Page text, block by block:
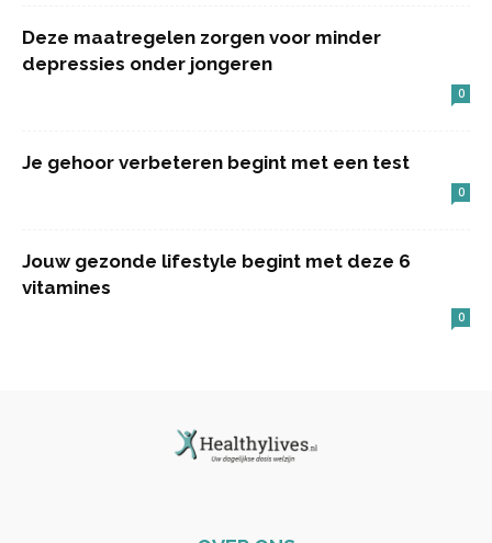
Deze maatregelen zorgen voor minder
depressies onder jongeren
0
Je gehoor verbeteren begint met een test
0
Jouw gezonde lifestyle begint met deze 6
vitamines
0